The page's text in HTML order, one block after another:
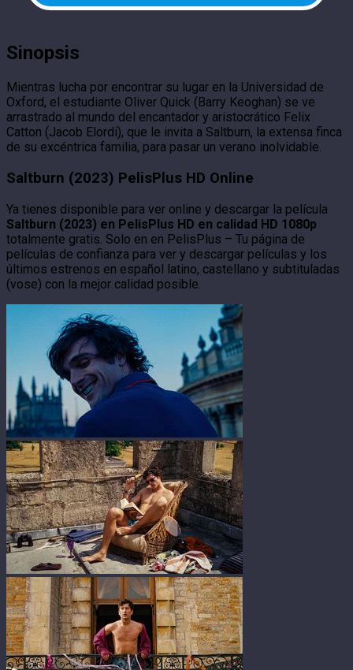
Sinopsis
Mientras lucha por encontrar su lugar en la Universidad de
Oxford, el estudiante Oliver Quick (Barry Keoghan) se ve
arrastrado al mundo del encantador y aristocrático Felix
Catton (Jacob Elordi), que le invita a Saltburn, la extensa finca
de su excéntrica familia, para pasar un verano inolvidable.
Saltburn (2023) PelisPlus HD Online
Ya tienes disponible para ver online y descargar la película
Saltburn (2023) en PelisPlus HD en calidad HD 1080p
totalmente gratis. Solo en en PelisPlus – Tu página de
películas de confianza para ver y descargar películas y los
últimos estrenos en español latino, castellano y subtituladas
(vose) con la mejor calidad posible.